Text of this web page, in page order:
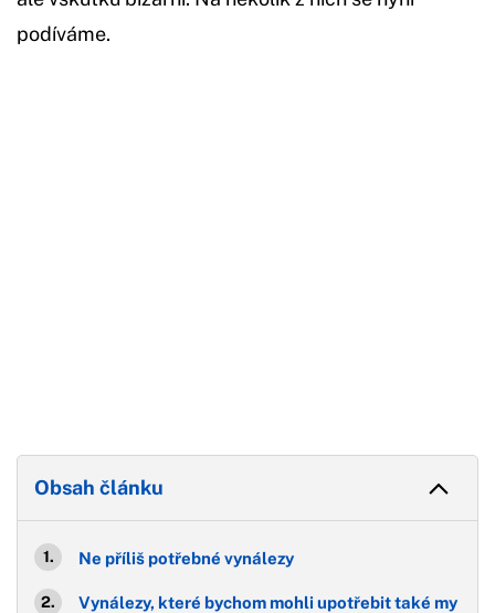
podíváme.
Obsah článku
Ne příliš potřebné vynálezy
Vynálezy, které bychom mohli upotřebit také my